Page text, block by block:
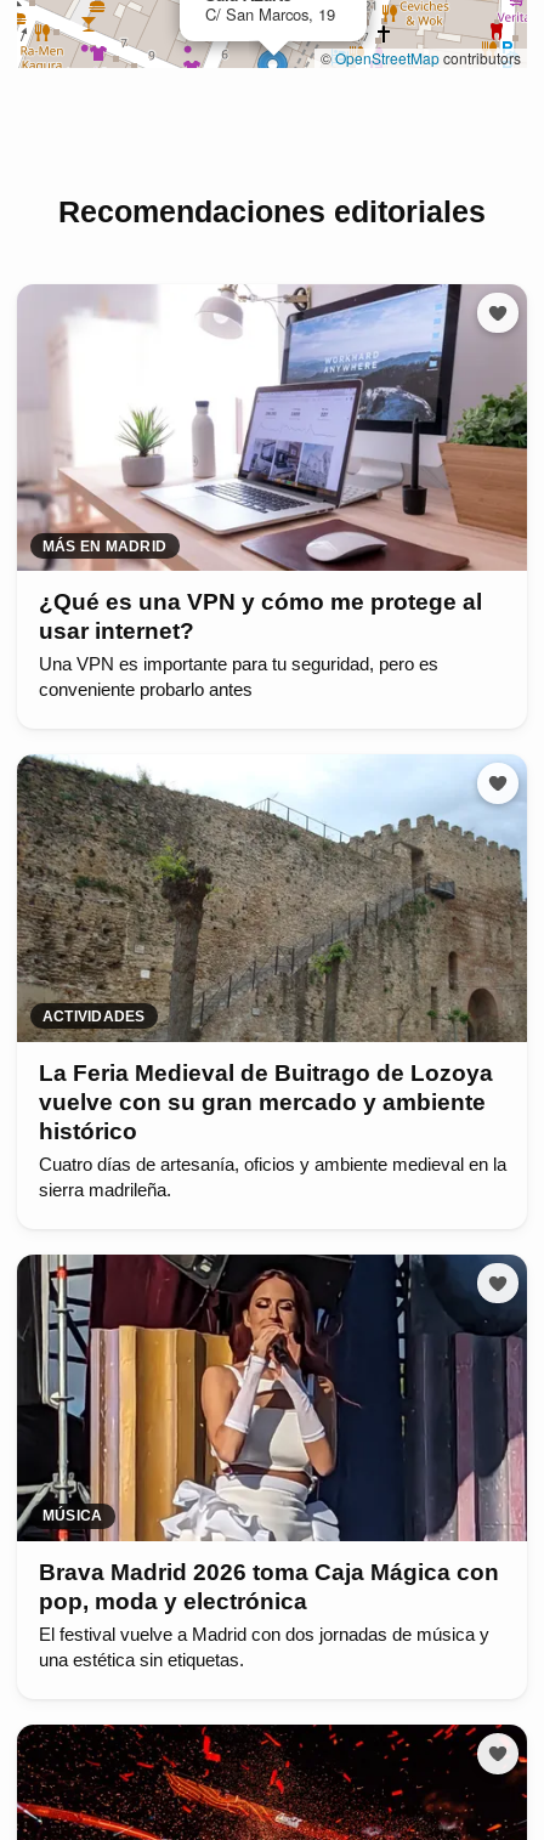
Recomendaciones editoriales
MÁS EN MADRID
¿Qué es una VPN y cómo me protege al
usar internet?
Una VPN es importante para tu seguridad, pero es
conveniente probarlo antes
ACTIVIDADES
La Feria Medieval de Buitrago de Lozoya
vuelve con su gran mercado y ambiente
histórico
Cuatro días de artesanía, oficios y ambiente medieval en la
sierra madrileña.
MÚSICA
Brava Madrid 2026 toma Caja Mágica con
pop, moda y electrónica
El festival vuelve a Madrid con dos jornadas de música y
una estética sin etiquetas.